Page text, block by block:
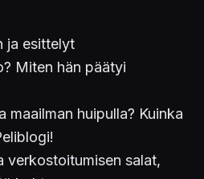
ja esittelyt
Miten hän päätyi
huipulla? Kuinka
verkostoitumisen salat,